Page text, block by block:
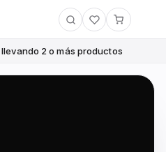
llevando 2 o más productos